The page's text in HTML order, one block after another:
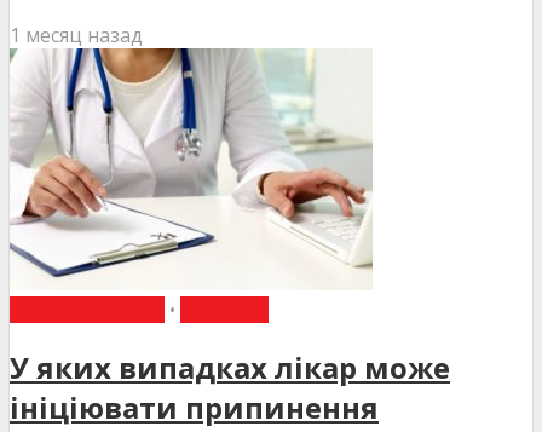
1 месяц назад
•
У яких випадках лікар може
ініціювати припинення